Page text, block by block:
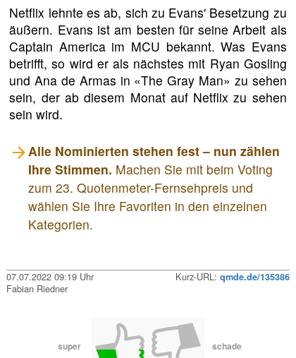
Netflix lehnte es ab, sich zu Evans' Besetzung zu
äußern. Evans ist am besten für seine Arbeit als
Captain America im MCU bekannt. Was Evans
betrifft, so wird er als nächstes mit Ryan Gosling
und Ana de Armas in «The Gray Man» zu sehen
sein, der ab diesem Monat auf Netflix zu sehen
sein wird.
Alle Nominierten stehen fest – nun zählen
Ihre Stimmen. Machen Sie mit beim Voting
zum 23. Quotenmeter-Fernsehpreis und
wählen Sie Ihre Favoriten in den einzelnen
Kategorien.
07.07.2022 09:19 Uhr Kurz-URL: qmde.de/135386
Fabian Riedner
super schade